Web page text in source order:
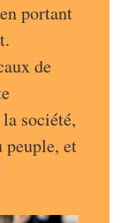
portant
de
société,
peuple, et